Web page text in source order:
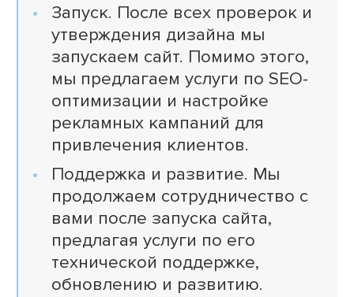
Запуск. После всех проверок и
утверждения дизайна мы
запускаем сайт. Помимо этого,
мы предлагаем услуги по SEO-
оптимизации и настройке
рекламных кампаний для
привлечения клиентов.
Поддержка и развитие. Мы
продолжаем сотрудничество с
вами после запуска сайта,
предлагая услуги по его
технической поддержке,
обновлению и развитию.